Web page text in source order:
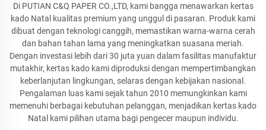
Di PUTIAN C&Q PAPER CO.,LTD, kami bangga menawarkan kertas
kado Natal kualitas premium yang unggul di pasaran. Produk kami
dibuat dengan teknologi canggih, memastikan warna-warna cerah
dan bahan tahan lama yang meningkatkan suasana meriah.
Dengan investasi lebih dari 30 juta yuan dalam fasilitas manufaktur
mutakhir, kertas kado kami diproduksi dengan mempertimbangkan
keberlanjutan lingkungan, selaras dengan kebijakan nasional.
Pengalaman luas kami sejak tahun 2010 memungkinkan kami
memenuhi berbagai kebutuhan pelanggan, menjadikan kertas kado
Natal kami pilihan utama bagi pengecer maupun individu.